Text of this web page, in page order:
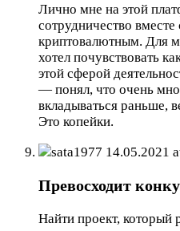
Лично мне на этой
сотрудничество
криптовалютным. Для
хотел почувствовать
этой сферой
— понял, что очень
вкладываться
Это копейки.
sata1977 14.05.2021
Превосходит
Найти проект, который